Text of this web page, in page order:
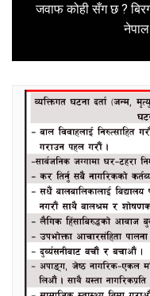
जवाफ कोही सँग छ ? बिरगंजमा कोरोना कहाँ बाट आयो ? भारत वा